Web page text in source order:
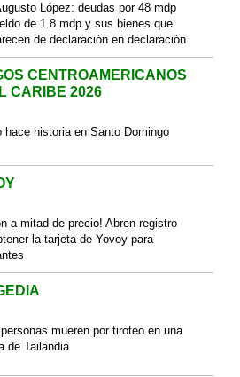
López: deudas por 48 mdp
de 1.8 mdp y sus bienes que
de declaración en declaración
CENTROAMERICANOS
CARIBE 2026
hace historia en Santo Domingo
a mitad de precio! Abren registro
la tarjeta de Yovoy para
mueren por tiroteo en una
de Tailandia